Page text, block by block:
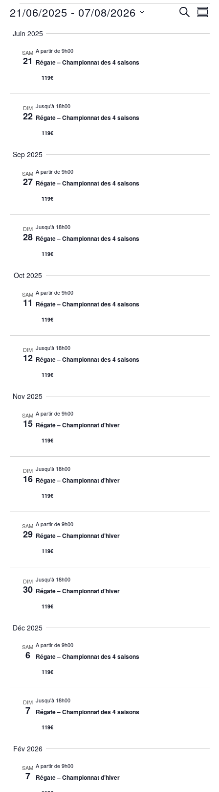
et
vues
21/06/2025 - 07/08/2026
date
Juin 2025
SAM
21
A partir de 9h00
Régate – Championnat des 4 saisons
119€
DIM
22
Jusqu'à 18h00
Régate – Championnat des 4 saisons
119€
Sep 2025
SAM
27
A partir de 9h00
Régate – Championnat des 4 saisons
119€
DIM
28
Jusqu'à 18h00
Régate – Championnat des 4 saisons
119€
Oct 2025
SAM
11
A partir de 9h00
Régate – Championnat des 4 saisons
119€
DIM
12
Jusqu'à 18h00
Régate – Championnat des 4 saisons
119€
Nov 2025
SAM
15
A partir de 9h00
Régate – Championnat d’hiver
119€
DIM
16
Jusqu'à 18h00
Régate – Championnat d’hiver
119€
SAM
29
A partir de 9h00
Régate – Championnat d’hiver
119€
DIM
30
Jusqu'à 18h00
Régate – Championnat d’hiver
119€
Déc 2025
SAM
6
A partir de 9h00
Régate – Championnat des 4 saisons
119€
DIM
7
Jusqu'à 18h00
Régate – Championnat des 4 saisons
119€
Fév 2026
SAM
7
A partir de 9h00
Régate – Championnat d’hiver